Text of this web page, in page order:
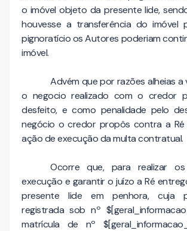
o imóvel objeto da presente lide,
houvesse a transferência do imóvel
pignoratício os Autores poderiam
imóvel.
Advém que por razões alheias a
o negocio realizado com o credor
desfeito, e como penalidade pelo
negócio o credor propôs contra a Ré
ação de execução da multa contratual.
Ocorre que, para realizar
execução e garantir o juízo a Ré
presente lide em penhora, cuja
registrada sob nº
matrícula de nº